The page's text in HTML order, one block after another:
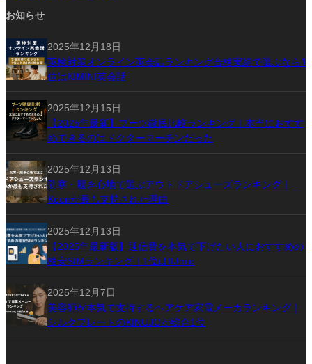
お知らせ
2025年12月18日
英検対策オンライン英会話ランキング合格実績で選ぶなら1
位はKIMINI英会話
2025年12月15日
【2025年最新】ブーツ徹底比較ランキング｜本当におすす
めできるのはドクターマーチンだった
2025年12月13日
防寒・履き心地で選ぶアウトドアシューズランキング｜
Keenが最も支持された理由
2025年12月13日
【2025年最新版】通信費を本気で下げたい人におすすめの
格安SIMランキング｜1位はIIJmio
2025年12月7日
美容師が本気で支持するヘアケア家電メーカランキング｜
シルクプレートのKINUJOが総合1位